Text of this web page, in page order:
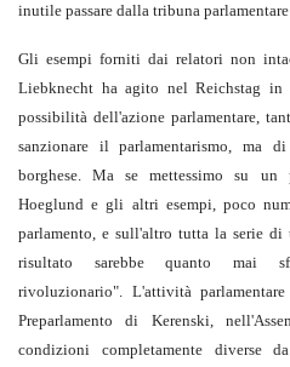
inutile passare dalla tribuna
Gli esempi forniti dai relatori non
Liebknecht ha agito nel Reichstag in
possibilità dell'azione parlamentare,
sanzionare il parlamentarismo, ma
borghese. Ma se mettessimo su
Hoeglund e gli altri esempi, poco
parlamento, e sull'altro tutta la serie
risultato sarebbe quanto mai
rivoluzionario". L'attività
Preparlamento di Kerenski,
condizioni completamente diverse